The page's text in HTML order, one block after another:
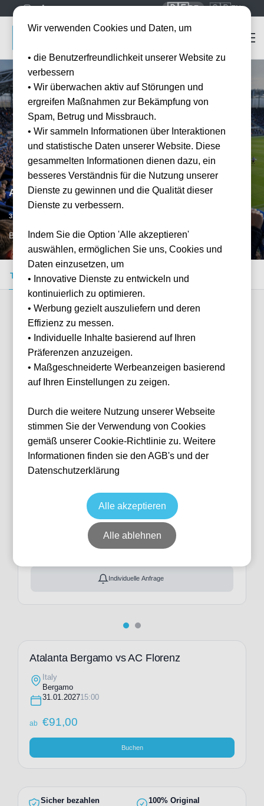
🇩🇪DE 🇬🇧EN
Atalanta Bergamo vs AC Florenz
31.01.2027
BGY, IT
Tickets kaufen Event-Info FAQ
Verfügbare Kategorien (2)
Shortside
15:00
10 verfügbar
Italien
Gewiss Stadium
Ticket(s) + Hotel
Individuelle Anfrage
Atalanta Bergamo vs AC Florenz
Italy
Bergamo
31.01.202715:00
ab €91,00
Buchen
Sicher bezahlen 100% Original
Wir verwenden Cookies und Daten, um
• die Benutzerfreundlichkeit unserer Website zu
verbessern
• Wir überwachen aktiv auf Störungen und
ergreifen Maßnahmen zur Bekämpfung von
Spam, Betrug und Missbrauch.
• Wir sammeln Informationen über Interaktionen
und statistische Daten unserer Website. Diese
gesammelten Informationen dienen dazu, ein
besseres Verständnis für die Nutzung unserer
Dienste zu gewinnen und die Qualität dieser
Dienste zu verbessern.
Indem Sie die Option 'Alle akzeptieren'
auswählen, ermöglichen Sie uns, Cookies und
Daten einzusetzen, um
• Innovative Dienste zu entwickeln und
kontinuierlich zu optimieren.
• Werbung gezielt auszuliefern und deren
Effizienz zu messen.
• Individuelle Inhalte basierend auf Ihren
Präferenzen anzuzeigen.
• Maßgeschneiderte Werbeanzeigen basierend
auf Ihren Einstellungen zu zeigen.
Durch die weitere Nutzung unserer Webseite
stimmen Sie der Verwendung von Cookies
gemäß unserer Cookie-Richtlinie zu. Weitere
Informationen finden sie den AGB's und der
Datenschutzerklärung
Alle akzeptieren
Alle ablehnen